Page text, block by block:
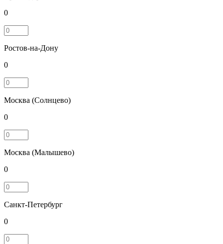
0
Ростов-на-Дону
0
Москва (Солнцево)
0
Москва (Малышево)
0
Санкт-Петербург
0